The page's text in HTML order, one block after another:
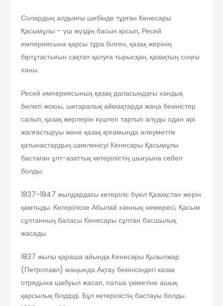
Солардың алдынғы шебінде тұрған Кенесары
Қасымұлы – үш жүздің басын қосып, Ресей
империясына қарсы тұра білген, қазақ жерінің
біртұтастығын сақтап қалуға тырысқан, қазақтың соңғы
ханы.
Ресей империясының қазақ даласындағы хандық
билікті жоюы, шегаралық аймақтарда жаңа бекіністер
салып, қазақ жерлерін күштеп тартып алуды одан әрі
жалғастыруы және қазақ қоғамында әлеуметтік
қатынастардың шиеленісуі Кенесары Қасымұлы
бастаған ұлт-азаттық көтерілістің шығуына себеп
болды.
1837-1847 жылдардағы көтеріліс бүкіл Қазақстан жерін
қамтыды. Көтеріліске Абылай ханның немересі, Қасым
сұлтанның баласы Кенесары сұлтан басшылық
жасады.
1837 жылы қараша айында Кенесары Қызылжар
(Петропавл) маңында Ақтау бекінісіндегі казак
отрядына шабуыл жасап, патша үкіметіне ашық
қарсылық білдірді. Бұл көтерілістің бастауы болды.